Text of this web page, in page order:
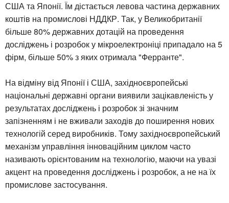
США та Японії. Їм дістається левова частина державних
коштів на промислові НДДКР. Так, у Великобританії
більше 80% державних дотацій на проведення
досліджень і розробок у мікроелектроніці припадало на 5
фірм, більше 50% з яких отримала "Ферранте".
На відміну від Японії і США, західноєвропейські
національні державні органи виявили зацікавленість у
результатах досліджень і розробок зі значним
запізненням і не вживали заходів до поширення нових
технологій серед виробників. Тому західноєвропейський
механізм управління інноваційним циклом часто
називають орієнтованим на технологію, маючи на увазі
акцент на проведення досліджень і розробок, а не на їх
промислове застосування.